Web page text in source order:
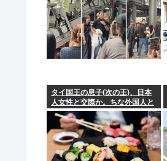
タイ国王の息子(次の王)、日本
人女性と交際か。ちな外国人と
結婚すれば継承権剥奪